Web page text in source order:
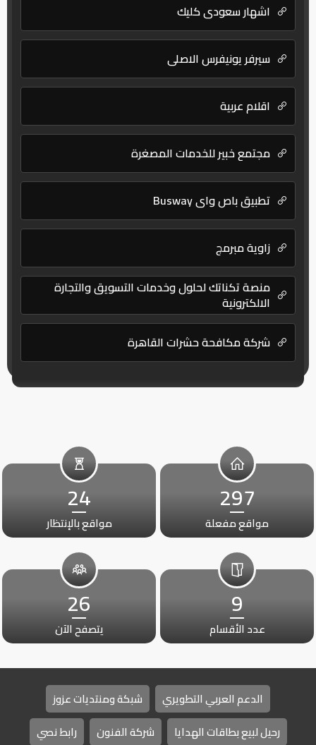
اشهار سعودي كليك
سيرفر يونيفرس الاصلى
اقلام عربية
مجتمع خبير للخدمات المصغرة
تطبيق باص واي Busway
زاوية مبرمج
منصة تكناتك لحلول وخدمات التسويق والتجارة
الالكترونية
شركة مكافحة حشرات القاهرة
297
مواقع مفعلة
24
مواقع بالإنتظار
9
عدد الأقسام
26
يتصفح الآن
الدعم العربي التطويري
شبكة ومنتديات عزوز
رحيل لبيع بطاقات الهدايا
شركة الفنون رابط نصي